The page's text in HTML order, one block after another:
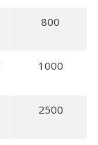
800
1000
2500